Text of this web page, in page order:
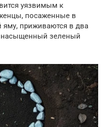
уязвимым к
посаженные в
яму, приживаются в два
насыщенный зеленый